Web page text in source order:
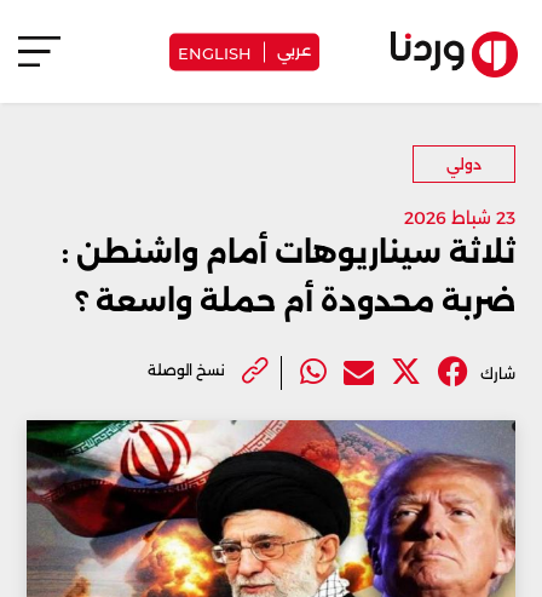
عربي ENGLISH
دولي
23 شباط 2026
ثلاثة سيناريوهات أمام واشنطن :
ضربة محدودة أم حملة واسعة ؟
شارك نسخ الوصلة